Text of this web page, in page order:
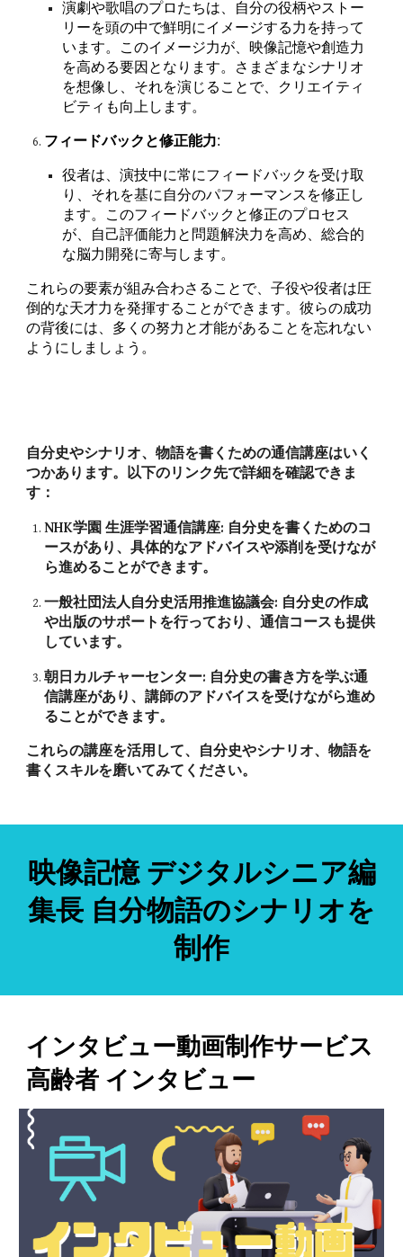
演劇や歌唱のプロたちは、自分の役柄やストー
リーを頭の中で鮮明にイメージする力を持って
います。このイメージ力が、映像記憶や創造力
を高める要因となります。さまざまなシナリオ
を想像し、それを演じることで、クリエイティ
ビティも向上します。
フィードバックと修正能力:
役者は、演技中に常にフィードバックを受け取
り、それを基に自分のパフォーマンスを修正し
ます。このフィードバックと修正のプロセス
が、自己評価能力と問題解決力を高め、総合的
な脳力開発に寄与します。
これらの要素が組み合わさることで、子役や役者は圧
倒的な天才力を発揮することができます。彼らの成功
の背後には、多くの努力と才能があることを忘れない
ようにしましょう。
自分史やシナリオ、物語を書くための通信講座はいく
つかあります。以下のリンク先で詳細を確認できま
す：
NHK学園 生涯学習通信講座: 自分史を書くためのコ
ースがあり、具体的なアドバイスや添削を受けなが
ら進めることができます。
一般社団法人自分史活用推進協議会: 自分史の作成
や出版のサポートを行っており、通信コースも提供
しています。
朝日カルチャーセンター: 自分史の書き方を学ぶ通
信講座があり、講師のアドバイスを受けながら進め
ることができます。
これらの講座を活用して、自分史やシナリオ、物語を
書くスキルを磨いてみてください。
映像記憶 デジタルシニア編
集長 自分物語のシナリオを
制作
インタビュー動画制作サービス
高齢者 インタビュー